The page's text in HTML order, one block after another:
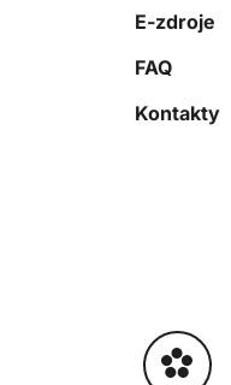
E-zdroje
FAQ
Kontakty